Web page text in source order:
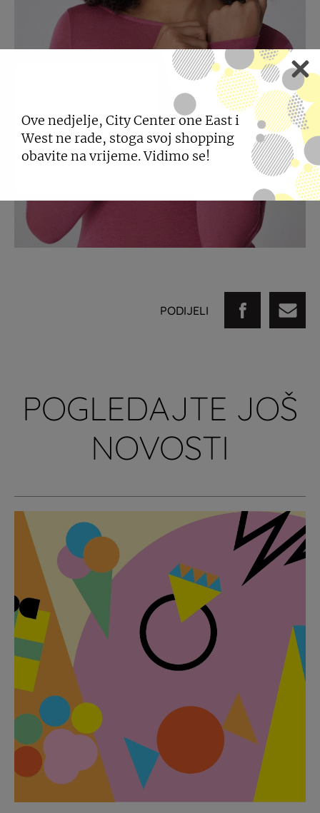
PODIJELI
POGLEDAJTE JOŠ
NOVOSTI
Ove nedjelje, City Center one East i
West ne rade, stoga svoj shopping
obavite na vrijeme. Vidimo se!